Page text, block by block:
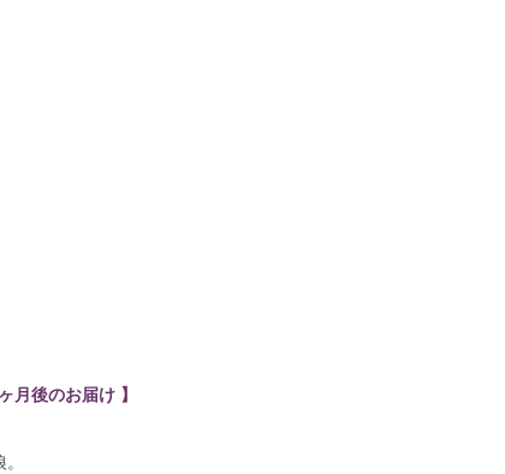
月後のお届け 】